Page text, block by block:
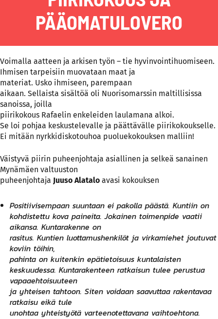
PÄÄOMATULOVERO
Voimalla aatteen ja arkisen työn – tie hyvinvointihuomiseen.
Ihmisen tarpeisiin muovataan maat ja
materiat. Usko ihmiseen, parempaan
aikaan. Sellaista sisältöä oli Nuorisomarssin maltillisissa
sanoissa, joilla
piirikokous Rafaelin enkeleiden laulamana alkoi.
Se loi pohjaa keskustelevalle ja päättävälle piirikokoukselle.
Ei mitään nyrkkidiskotouhoa puoluekokouksen malliin!
Väistyvä piirin puheenjohtaja asiallinen ja selkeä sanainen
Mynämäen valtuuston
puheenjohtaja Juuso Alatalo avasi kokouksen
Positiivisempaan suuntaan ei pakolla päästä. Kuntiin on
kohdistettu kova paineita. Jokainen toimenpide vaatii
aikansa. Kuntarakenne on
rasitus. Kuntien luottamushenkilöt ja virkamiehet joutuvat
koviin töihin,
pahinta on kuitenkin epätietoisuus kuntalaisten
keskuudessa. Kuntarakenteen ratkaisun tulee perustua
vapaaehtoisuuteen
ja yhteisen tahtoon. Siten voidaan saavuttaa rakentavaa
ratkaisu eikä tule
unohtaa yhteistyötä varteenotettavana vaihtoehtona.